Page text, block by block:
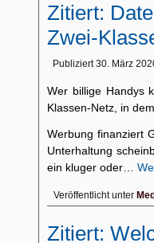
Zitiert:
Zwei-
Publiziert 30. März
Wer billige Handys
Klassen-Netz, in
Werbung finanziert
Unterhaltung
ein kluger oder…
Veröffentlicht unter
Zitiert: